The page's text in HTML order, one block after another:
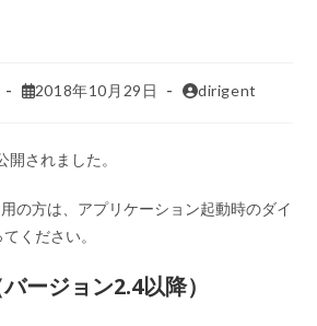
2018年10月29日 dirigent
されました。
の方は、アプリケーション起動時のダイ
ください。
ージョン2.4以降）